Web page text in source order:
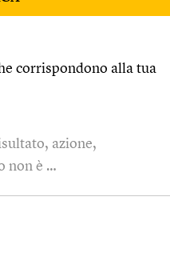
corrispondono alla tua
azione,
non è …